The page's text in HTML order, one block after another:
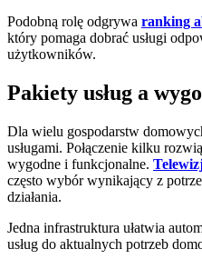
Podobną rolę odgrywa ranking
który pomaga dobrać usługi
użytkowników.
Pakiety usług a
Dla wielu gospodarstw
usługami. Połączenie kilku
wygodne i funkcjonalne.
często wybór wynikający z
działania.
Jedna infrastruktura ułatwia
usług do aktualnych potrzeb